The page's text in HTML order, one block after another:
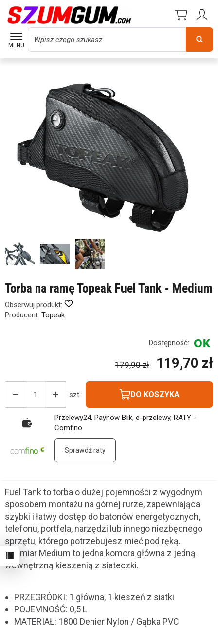
MENU
Wyszukaj
Torba na ramę Topeak Fuel Tank - Medium
Obserwuj produkt:
Producent: Topeak
Dostępność:
179,90 zł 119,70 zł
szt. DO KOSZYKA
Przelewy24, Paynow Blik, e-przelewy, RATY -
Comfino
Sprawdź raty
Fuel Tank to torba o dużej pojemności z wygodnym
sposobem montażu na górnej rurze, zapewniająca
szybki i łatwy dostęp do batonów energetycznych,
telefonu, portfela, narzędzi lub innego niezbędnego
sprzętu, którego potrzebujesz mieć pod ręką.
Rozmiar Medium to jedna komora główna z jedną
wewnętrzną kieszenią z siateczki.
PRZEGRÓDKI: 1 główna, 1 kieszeń z siatki
POJEMNOŚĆ: 0,5 L
MATERIAŁ: 1800 Denier Nylon / Gąbka PVC